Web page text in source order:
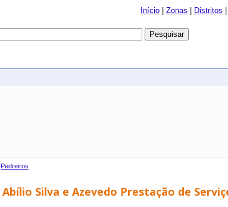
Início Zonas Distritos
Pedreiros
Abílio Silva e Azevedo Prestação de